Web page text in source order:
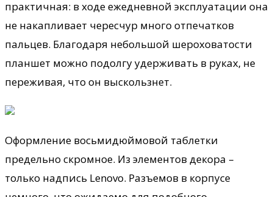
практичная: в ходе ежедневной эксплуатации она
не накапливает чересчур много отпечатков
пальцев. Благодаря небольшой шероховатости
планшет можно подолгу удерживать в руках, не
переживая, что он выскользнет.
Оформление восьмидюймовой таблетки
предельно скромное. Из элементов декора –
только надпись Lenovo. Разъемов в корпусе